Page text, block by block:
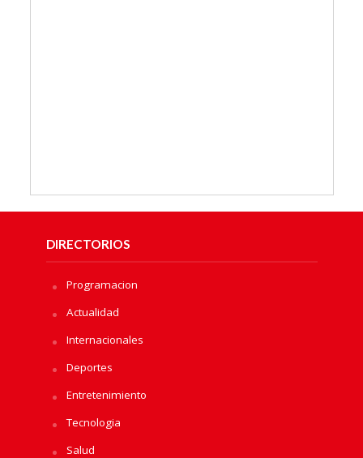
DIRECTORIOS
Programacion
Actualidad
Internacionales
Deportes
Entretenimiento
Tecnologia
Salud